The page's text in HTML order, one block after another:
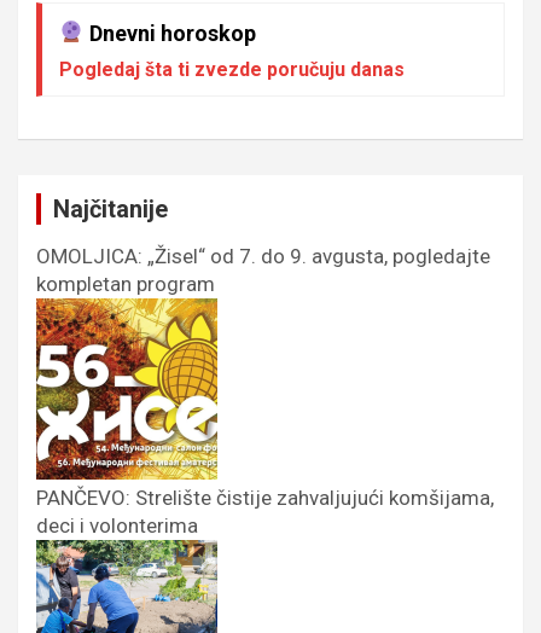
Dnevni horoskop
Pogledaj šta ti zvezde poručuju danas
Najčitanije
OMOLJICA: „Žisel“ od 7. do 9. avgusta, pogledajte
kompletan program
PANČEVO: Strelište čistije zahvaljujući komšijama,
deci i volonterima